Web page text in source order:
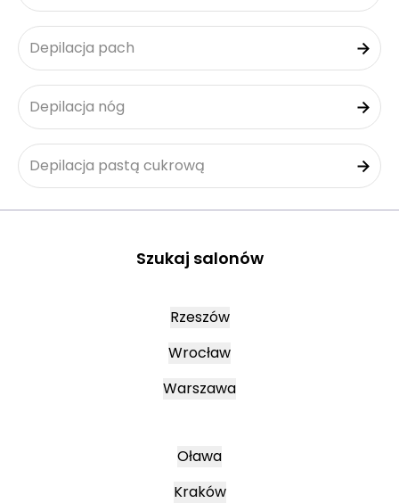
Depilacja pach
Depilacja nóg
Depilacja pastą cukrową
Szukaj salonów
Rzeszów
Wrocław
Warszawa
Oława
Kraków